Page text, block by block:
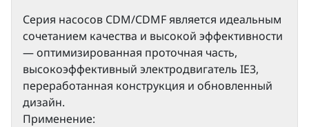
Серия насосов CDM/CDMF является идеальным
сочетанием качества и высокой эффективности
— оптимизированная проточная часть,
высокоэффективный электродвигатель IE3,
переработанная конструкция и обновленный
дизайн.
Применение: